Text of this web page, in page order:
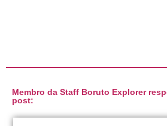
Membro da Staff Boruto Explorer
post: